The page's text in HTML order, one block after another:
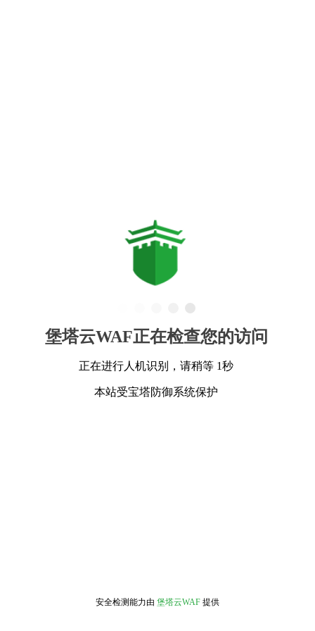
堡塔云WAF正在检查您的访问
正在进行人机识别，请稍等 1秒
本站受宝塔防御系统保护
安全检测能力由 堡塔云WAF 提供